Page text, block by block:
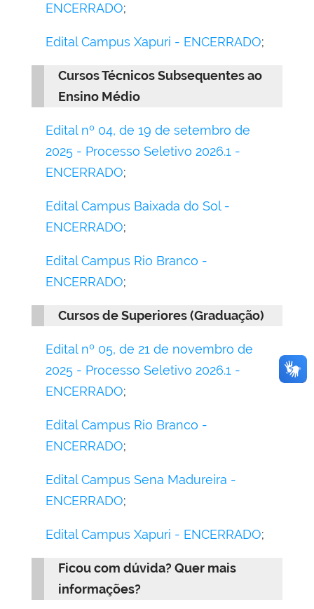
ENCERRADO;
Edital Campus Xapuri - ENCERRADO;
Cursos Técnicos Subsequentes ao
Ensino Médio
Edital nº 04, de 19 de setembro de
2025 - Processo Seletivo 2026.1 -
ENCERRADO;
Edital Campus Baixada do Sol -
ENCERRADO;
Edital Campus Rio Branco -
ENCERRADO;
Cursos de Superiores (Graduação)
Edital nº 05, de 21 de novembro de
2025 - Processo Seletivo 2026.1 -
ENCERRADO;
Edital Campus Rio Branco -
ENCERRADO;
Edital Campus Sena Madureira -
ENCERRADO;
Edital Campus Xapuri - ENCERRADO;
Ficou com dúvida? Quer mais
informações?